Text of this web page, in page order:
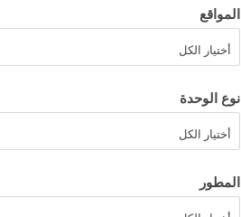
المواقع
نوع الوحدة
المطور